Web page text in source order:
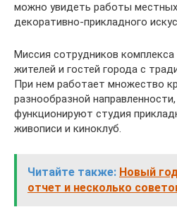
можно увидеть работы
декоративно-прикладного
Миссия сотрудников
жителей и гостей города с
При нем работает множество
разнообразной
функционируют студия
живописи и киноклуб.
Читайте также: Новый
отчет и несколько